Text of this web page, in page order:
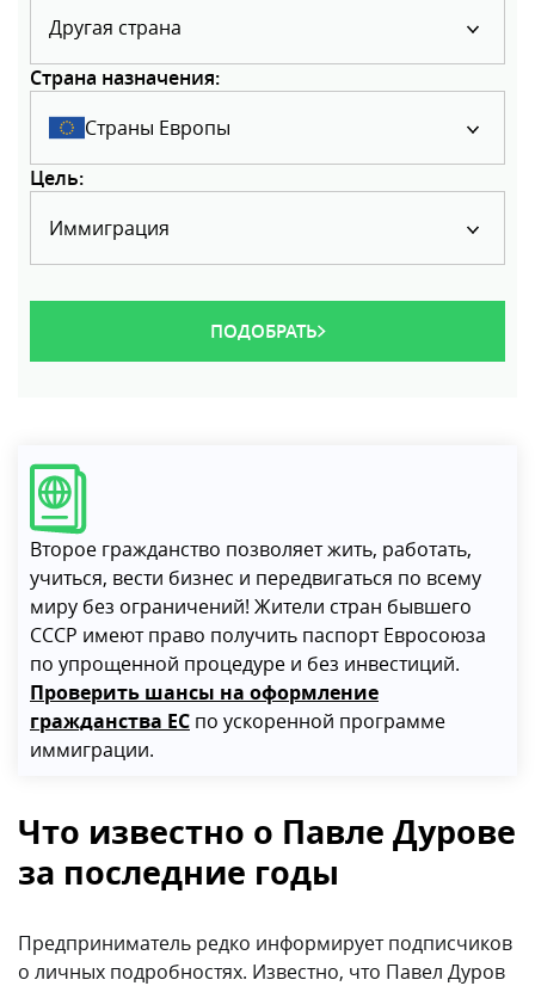
Другая страна
Страна назначения:
Страны Европы
Цель:
Иммиграция
ПОДОБРАТЬ
Второе гражданство позволяет жить, работать,
учиться, вести бизнес и передвигаться по всему
миру без ограничений! Жители стран бывшего
СССР имеют право получить паспорт Евросоюза
по упрощенной процедуре и без инвестиций.
Проверить шансы на оформление
гражданства ЕС по ускоренной программе
иммиграции.
Что известно о Павле Дурове
за последние годы
Предприниматель редко информирует подписчиков
о личных подробностях. Известно, что Павел Дуров